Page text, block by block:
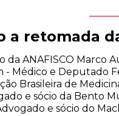
a retomada
ANAFISCO Marco
Médico e Deputado
Brasileira de
e sócio da Bento
e sócio do